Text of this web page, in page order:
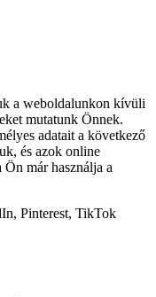
a weboldalunkon kívüli
mutatunk Önnek.
adatait a következő
és azok online
már használja a
Pinterest, TikTok